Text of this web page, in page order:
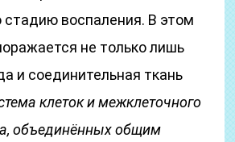
стадию воспаления. В этом
не только лишь
и соединительная ткань
клеток и межклеточного
объединённых общим